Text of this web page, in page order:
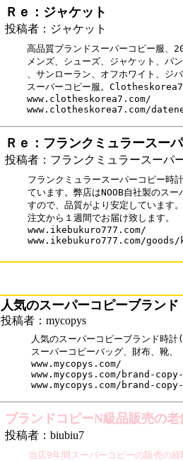
Ｒｅ：ジャケット
投稿者：ジャケット
高品質ブランドスーパーコピー服
メンズ、シューズ、ジャケット、パ
、サンローラン、オフホワイト、ジ
スーパーコピー服。
www.clotheskorea7.com/
Ｒｅ：フランクミュラースー
投稿者：フランクミュラースーパ
フランクミュラースーパーコピー時
ています。弊店はNOOB自社製のス
すので、品質がより安定しています
注文から１週間でお届け致します。
www.ikebukuro777.com/
www.ikebukuro777.com/
人気のスーパーコピーブランド
投稿者：mycopys
人気のスーパーコピーブランド時
スーパーコピーバッグ、財布、靴
www.mycopys.com/
www.mycopys.com/brand-
www.mycopys.com/brand-
ブランドコピーN級品販売の老
投稿者：biubiu7
当店9年間スーパーコピーの販売の